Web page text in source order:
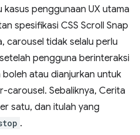
penggunaan UX utama
spesifikasi CSS Scroll Snap
carousel tidak selalu perlu
pengguna berinteraksi
atau dianjurkan untuk
carousel. Sebaliknya, Cerita
satu, dan itulah yang
.